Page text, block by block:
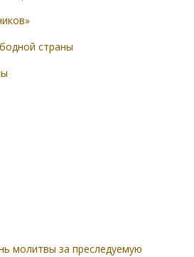
страны
молитвы за преследуемую